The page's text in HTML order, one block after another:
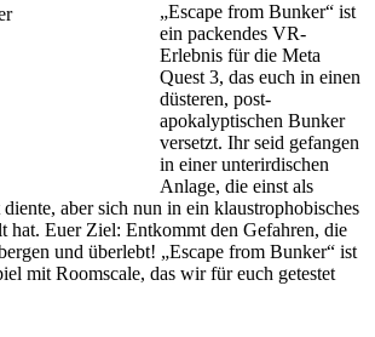
„Escape from Bunker“ ist
ein packendes VR-
Erlebnis für die Meta
Quest 3, das euch in einen
düsteren, post-
apokalyptischen Bunker
versetzt. Ihr seid gefangen
in einer unterirdischen
Anlage, die einst als
aber sich nun in ein klaustrophobisches
hat. Euer Ziel: Entkommt den Gefahren, die
und überlebt! „Escape from Bunker“ ist
mit Roomscale, das wir für euch getestet